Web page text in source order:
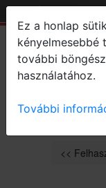
F-gáz
(Szerk.:
József)
<<
Honlapunk
megadja egyes
vonatkozó
az abban
Adatvédelmi
Ez a honlap
kényelmesebbé
további
használatához.
További